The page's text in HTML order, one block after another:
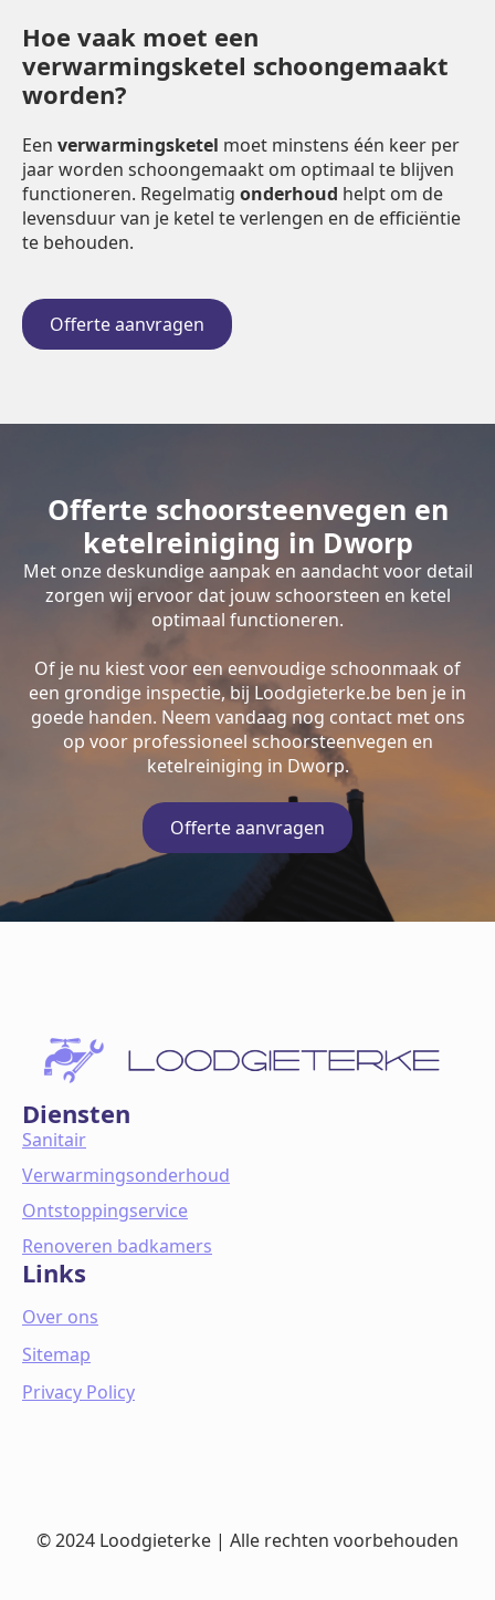
Hoe vaak moet een
verwarmingsketel schoongemaakt
worden?
Een verwarmingsketel moet minstens één keer per
jaar worden schoongemaakt om optimaal te blijven
functioneren. Regelmatig onderhoud helpt om de
levensduur van je ketel te verlengen en de efficiëntie
te behouden.
Offerte aanvragen
Offerte schoorsteenvegen en
ketelreiniging in Dworp
Met onze deskundige aanpak en aandacht voor detail
zorgen wij ervoor dat jouw schoorsteen en ketel
optimaal functioneren.
Of je nu kiest voor een eenvoudige schoonmaak of
een grondige inspectie, bij Loodgieterke.be ben je in
goede handen. Neem vandaag nog contact met ons
op voor professioneel schoorsteenvegen en
ketelreiniging in Dworp.
Offerte aanvragen
Diensten
Sanitair
Verwarmingsonderhoud
Ontstoppingservice
Renoveren badkamers
Links
Over ons
Sitemap
Privacy Policy
© 2024 Loodgieterke | Alle rechten voorbehouden